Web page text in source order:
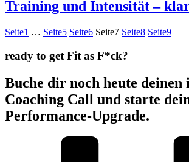
Training und Intensität –
Seite1 … Seite5 Seite6 Seite7 Seite8 Seite9
ready to get Fit as F*ck?
Buche dir noch heute deinen
Coaching Call und starte
Performance-Upgrade.